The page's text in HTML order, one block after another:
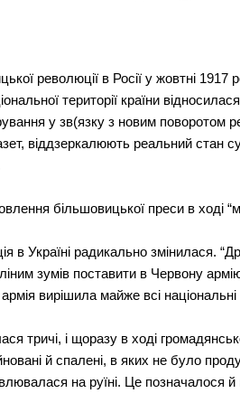
революції в Росії у жовтні
території країни
у зв(язку з новим поворотом
віддзеркалюють реальний стан
більшовицької преси в ході
в Україні радикально змінилася.
зумів поставити в Червону
вирішила майже всі
тричі, і щоразу в ході
й спалені, в яких не було
на руїні. Це позначалося й